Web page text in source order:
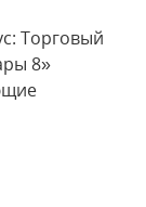
Торговый
8»